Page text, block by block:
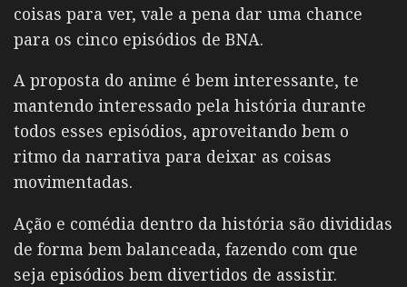
coisas para ver, vale a pena dar uma chance
para os cinco episódios de BNA.
A proposta do anime é bem interessante, te
mantendo interessado pela história durante
todos esses episódios, aproveitando bem o
ritmo da narrativa para deixar as coisas
movimentadas.
Ação e comédia dentro da história são divididas
de forma bem balanceada, fazendo com que
seja episódios bem divertidos de assistir.